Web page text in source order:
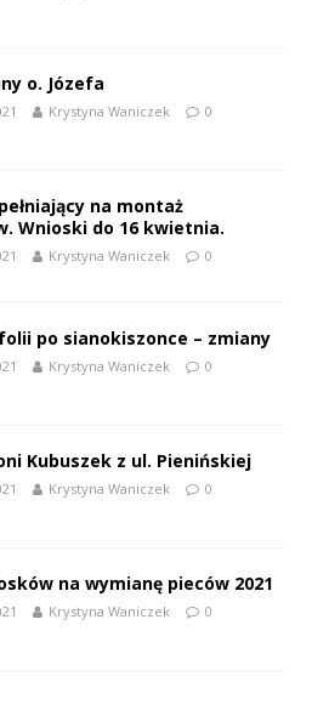
o. Józefa
Krystyna Waniczek 0
na montaż
Wnioski do 16 kwietnia.
Krystyna Waniczek 0
po sianokiszonce – zmiany
Krystyna Waniczek 0
Kubuszek z ul. Pienińskiej
Krystyna Waniczek 0
na wymianę pieców 2021
Krystyna Waniczek 0